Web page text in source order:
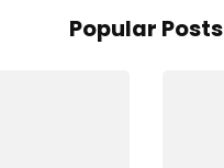
Popular Posts